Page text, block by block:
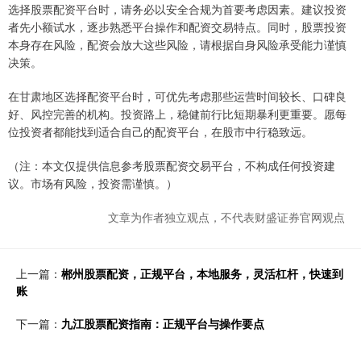
选择股票配资平台时，请务必以安全合规为首要考虑因素。建议投资
者先小额试水，逐步熟悉平台操作和配资交易特点。同时，股票投资
本身存在风险，配资会放大这些风险，请根据自身风险承受能力谨慎
决策。
在甘肃地区选择配资平台时，可优先考虑那些运营时间较长、口碑良
好、风控完善的机构。投资路上，稳健前行比短期暴利更重要。愿每
位投资者都能找到适合自己的配资平台，在股市中行稳致远。
（注：本文仅提供信息参考股票配资交易平台，不构成任何投资建
议。市场有风险，投资需谨慎。）
文章为作者独立观点，不代表财盛证券官网观点
上一篇： 郴州股票配资，正规平台，本地服务，灵活杠杆，快速到
账
下一篇： 九江股票配资指南：正规平台与操作要点